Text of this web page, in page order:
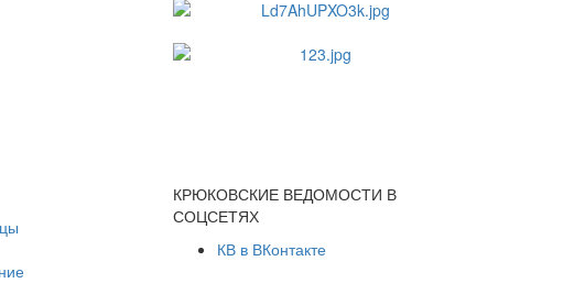
КРЮКОВСКИЕ ВЕДОМОСТИ В
СОЦСЕТЯХ
КВ в ВКонтакте